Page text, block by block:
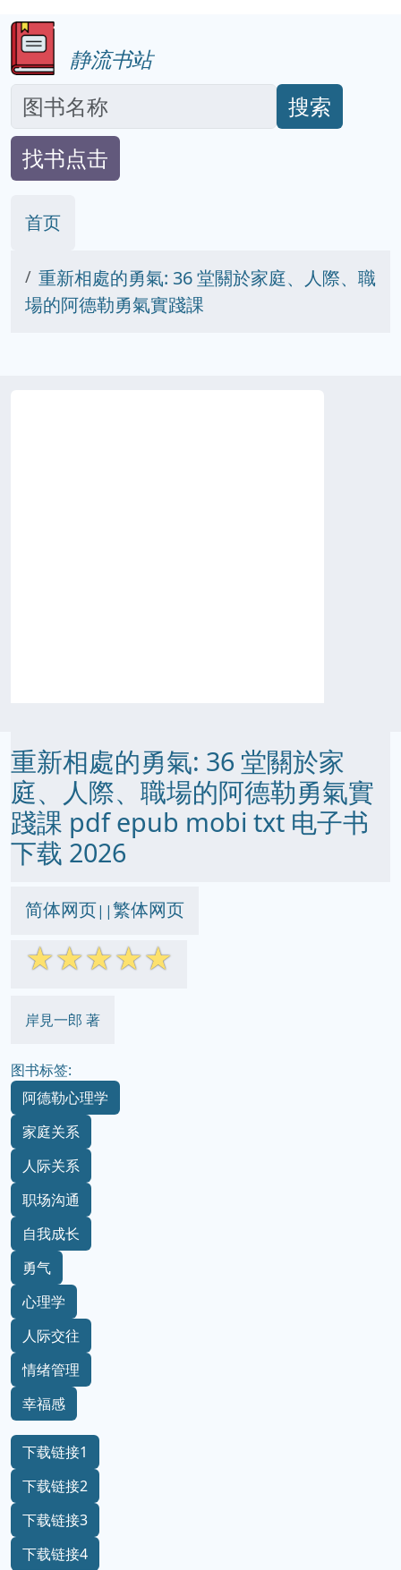
静流书站
搜索
找书点击
首页
重新相處的勇氣: 36 堂關於家庭、人際、職
場的阿德勒勇氣實踐課
重新相處的勇氣: 36 堂關於家
庭、人際、職場的阿德勒勇氣實
踐課 pdf epub mobi txt 电子书
下载 2026
简体网页||繁体网页
☆☆☆☆☆
岸見一郎 著
图书标签:
阿德勒心理学
家庭关系
人际关系
职场沟通
自我成长
勇气
心理学
人际交往
情绪管理
幸福感
下载链接1
下载链接2
下载链接3
下载链接4